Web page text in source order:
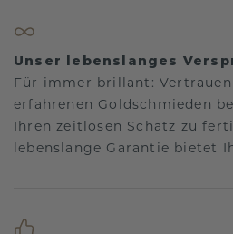
Unser lebenslanges
Für immer brillant: Vertrauen
erfahrenen Goldschmieden
Ihren zeitlosen Schatz zu
lebenslange Garantie bietet